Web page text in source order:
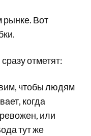
Вот
отметят:
чтобы людям
когда
или
тут же